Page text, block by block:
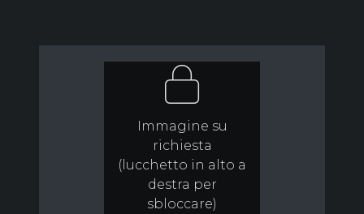
Immagine su
richiesta
(lucchetto in alto a
destra per
sbloccare)